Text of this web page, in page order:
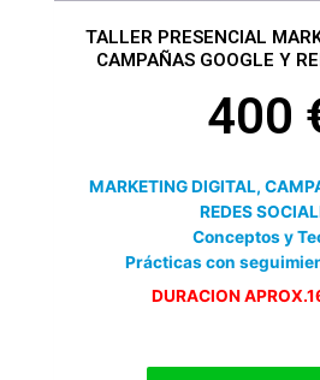
TALLER PRESENCIAL
CAMPAÑAS GOOGLE Y
400
MARKETING DIGITAL,
REDES
Conceptos y
Prácticas con
DURACION